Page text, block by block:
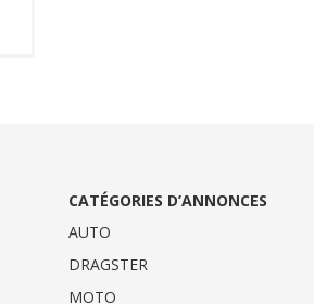
CATÉGORIES D’ANNONCES
AUTO
DRAGSTER
MOTO